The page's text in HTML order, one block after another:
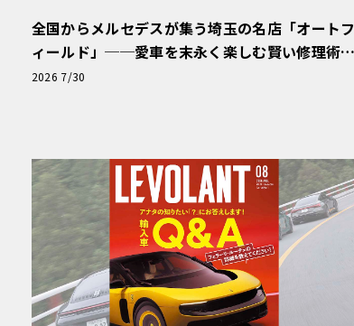
全国からメルセデスが集う埼玉の名店「オートフ
ィールド」──愛車を末永く楽しむ賢い修理術
と、プロがフックス製オイルを選ぶ理由〈PR〉
2026 7/30